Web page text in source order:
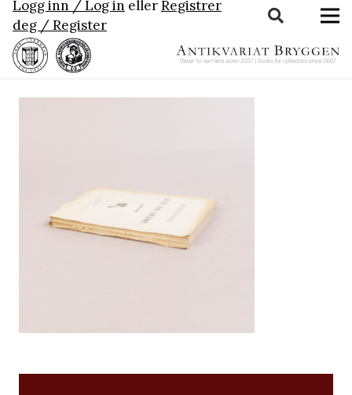
Logg inn / Log in ellerRegistrer
deg / Register